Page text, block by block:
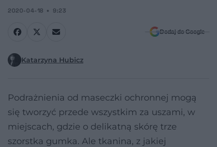
2020-04-18 9:23
Dodaj do Google
Katarzyna Hubicz
Podrażnienia od maseczki ochronnej mogą
się tworzyć przede wszystkim za uszami, w
miejscach, gdzie o delikatną skórę trze
szorstka gumka. Ale tkanina, z jakiej